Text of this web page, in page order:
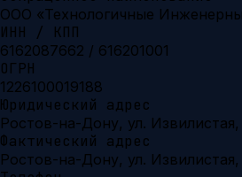
ООО «Технологичные
ИНН / КПП
6162087662 / 616201001
ОГРН
1226100019188
Юридический адрес
Ростов-на-Дону, ул.
Фактический адрес
Ростов-на-Дону, ул.